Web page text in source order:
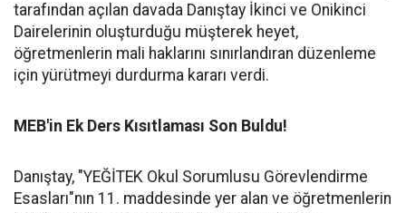
tarafından açılan davada Danıştay İkinci ve Onikinci
Dairelerinin oluşturduğu müşterek heyet,
öğretmenlerin mali haklarını sınırlandıran düzenleme
için yürütmeyi durdurma kararı verdi.
MEB'in Ek Ders Kısıtlaması Son Buldu!
Danıştay, "YEĞİTEK Okul Sorumlusu Görevlendirme
Esasları"nın 11. maddesinde yer alan ve öğretmenlerin